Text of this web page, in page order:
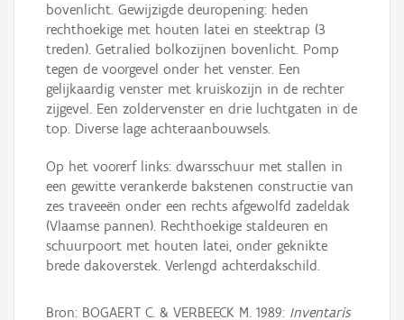
bovenlicht. Gewijzigde deuropening: heden
rechthoekige met houten latei en steektrap (3
treden). Getralied bolkozijnen bovenlicht. Pomp
tegen de voorgevel onder het venster. Een
gelijkaardig venster met kruiskozijn in de rechter
zijgevel. Een zoldervenster en drie luchtgaten in de
top. Diverse lage achteraanbouwsels.
Op het voorerf links: dwarsschuur met stallen in
een gewitte verankerde bakstenen constructie van
zes traveeën onder een rechts afgewolfd zadeldak
(Vlaamse pannen). Rechthoekige staldeuren en
schuurpoort met houten latei, onder geknikte
brede dakoverstek. Verlengd achterdakschild.
Bron: BOGAERT C. & VERBEECK M. 1989: Inventaris